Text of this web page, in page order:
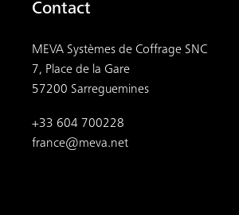
Contact
MEVA Systèmes de Coffrage SNC
7, Place de la Gare
57200 Sarreguemines
+33 604 700228
france@meva.net